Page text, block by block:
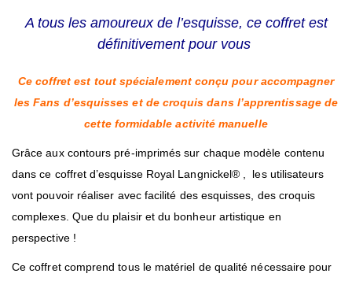
A tous les amoureux de l’esquisse, ce coffret est
définitivement pour vous
Ce coffret est tout spécialement conçu pour accompagner
les Fans d’esquisses et de croquis dans l’apprentissage de
cette formidable activité manuelle
Grâce aux contours pré-imprimés sur chaque modèle contenu
dans ce coffret d’esquisse Royal Langnickel® , les utilisateurs
vont pouvoir réaliser avec facilité des esquisses, des croquis
complexes. Que du plaisir et du bonheur artistique en
perspective !
Ce coffret comprend tous le matériel de qualité nécessaire pour